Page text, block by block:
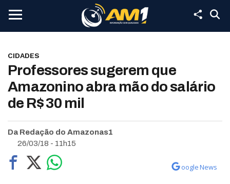
CIDADES
Professores sugerem que
Amazonino abra mão do salário
de R$ 30 mil
Da Redação do Amazonas1
26/03/18 - 11h15
oogle News